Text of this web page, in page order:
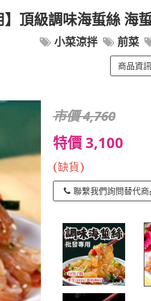
】頂級調味海蜇絲 海
小菜涼拌 前菜
商品資訊
市價 4,760
特價 3,100
(缺貨)
聯繫我們詢問替代